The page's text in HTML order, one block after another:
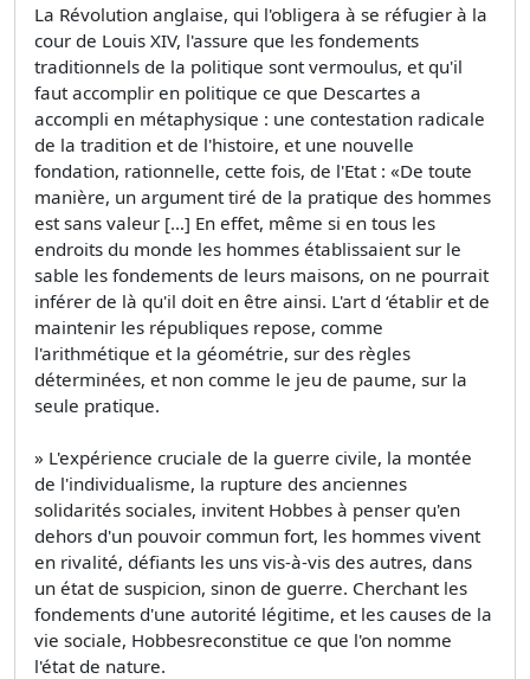
La Révolution anglaise, qui l'obligera à se réfugier à la
cour de Louis XIV, l'assure que les fondements
traditionnels de la politique sont vermoulus, et qu'il
faut accomplir en politique ce que Descartes a
accompli en métaphysique : une contestation radicale
de la tradition et de l'histoire, et une nouvelle
fondation, rationnelle, cette fois, de l'Etat : «De toute
manière, un argument tiré de la pratique des hommes
est sans valeur […] En effet, même si en tous les
endroits du monde les hommes établissaient sur le
sable les fondements de leurs maisons, on ne pourrait
inférer de là qu'il doit en être ainsi. L'art d ‘établir et de
maintenir les républiques repose, comme
l'arithmétique et la géométrie, sur des règles
déterminées, et non comme le jeu de paume, sur la
seule pratique.
» L'expérience cruciale de la guerre civile, la montée
de l'individualisme, la rupture des anciennes
solidarités sociales, invitent Hobbes à penser qu'en
dehors d'un pouvoir commun fort, les hommes vivent
en rivalité, défiants les uns vis-à-vis des autres, dans
un état de suspicion, sinon de guerre. Cherchant les
fondements d'une autorité légitime, et les causes de la
vie sociale, Hobbesreconstitue ce que l'on nomme
l'état de nature.